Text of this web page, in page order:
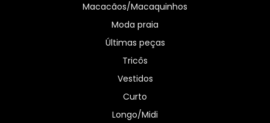
Macacãos/Macaquinhos
Moda praia
Últimas peças
Tricôs
Vestidos
Curto
Longo/Midi